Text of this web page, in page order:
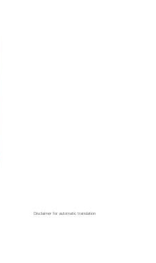
Disclaimer for automatic translation